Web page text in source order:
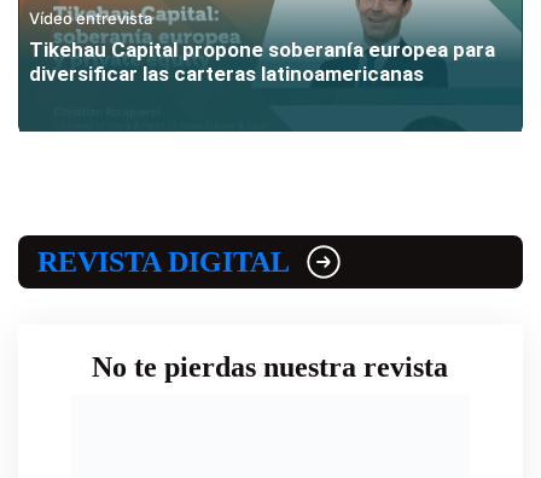
Vídeo entrevista
Tikehau Capital propone soberanía europea para
diversificar las carteras latinoamericanas
REVISTA DIGITAL
No te pierdas nuestra revista